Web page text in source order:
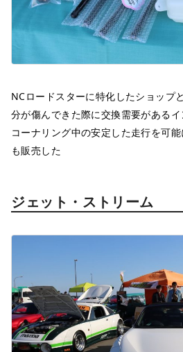
NCロードスターに特化したショップ
分が傷んできた際に交換需要があるイ
コーナリング中の安定した走行を可
も販売した
ジェット・ストリーム